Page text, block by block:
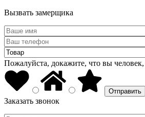
Вызвать замерщика
Пожалуйста, докажите, что вы
Заказать звонок